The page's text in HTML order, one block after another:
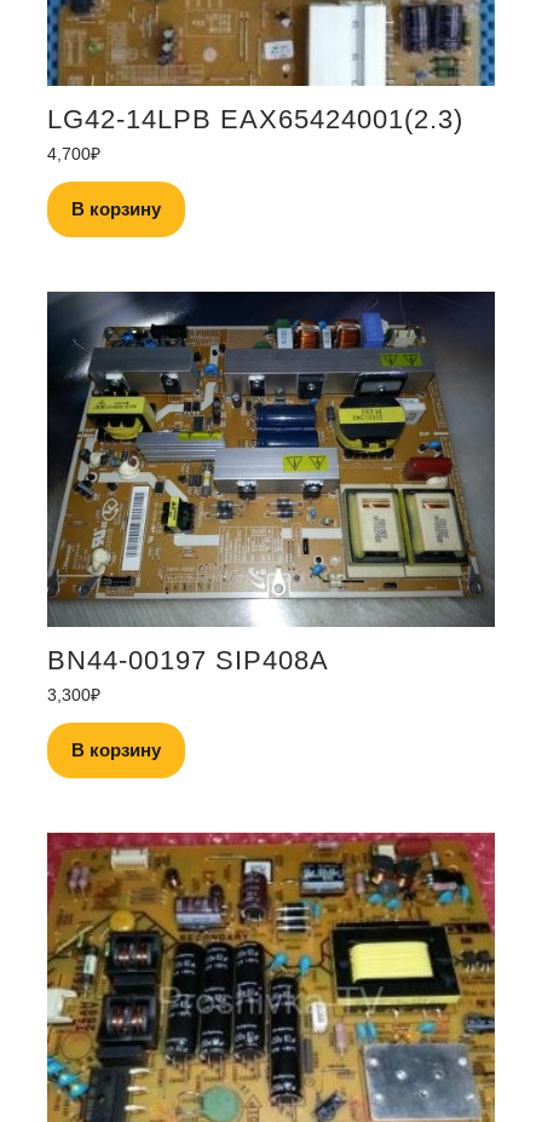
LG42-14LPB EAX65424001(2.3)
4,700₽
В корзину
BN44-00197 SIP408A
3,300₽
В корзину